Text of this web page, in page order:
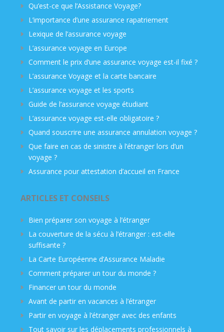
Qu’est-ce que l’Assistance Voyage?
L’importance d’une assurance rapatriement
Lexique de l’assurance voyage
L’assurance voyage en Europe
Comment le prix d’une assurance voyage est-il fixé ?
L’assurance Voyage et la carte bancaire
L’assurance voyage et les sports
Guide de l’assurance voyage étudiant
L’assurance voyage est-elle obligatoire ?
Quand souscrire une assurance annulation voyage ?
Que faire en cas de sinistre à l’étranger lors d’un
voyage ?
Assurance pour attestation d’accueil en France
ARTICLES ET CONSEILS
Bien préparer son voyage à l’étranger
La couverture de la sécu à l’étranger : est-elle
suffisante ?
La Carte Européenne d’Assurance Maladie
Comment préparer un tour du monde ?
Financer un tour du monde
Avant de partir en vacances à l’étranger
Partir en voyage à l’étranger avec des enfants
Tout savoir sur les déplacements professionnels à